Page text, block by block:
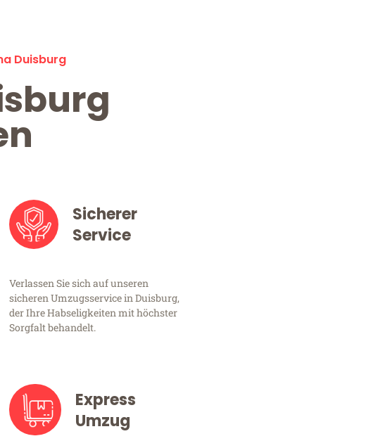
Duisburg
Sicherer
Service
Verlassen Sie sich auf unseren
sicheren Umzugsservice in Duisburg,
der Ihre Habseligkeiten mit höchster
Sorgfalt behandelt.
Express
Umzug